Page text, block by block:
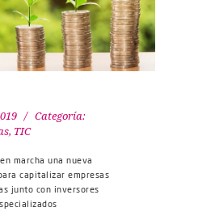
Categoría:
, TIC
marcha una nueva
capitalizar empresas
junto con inversores